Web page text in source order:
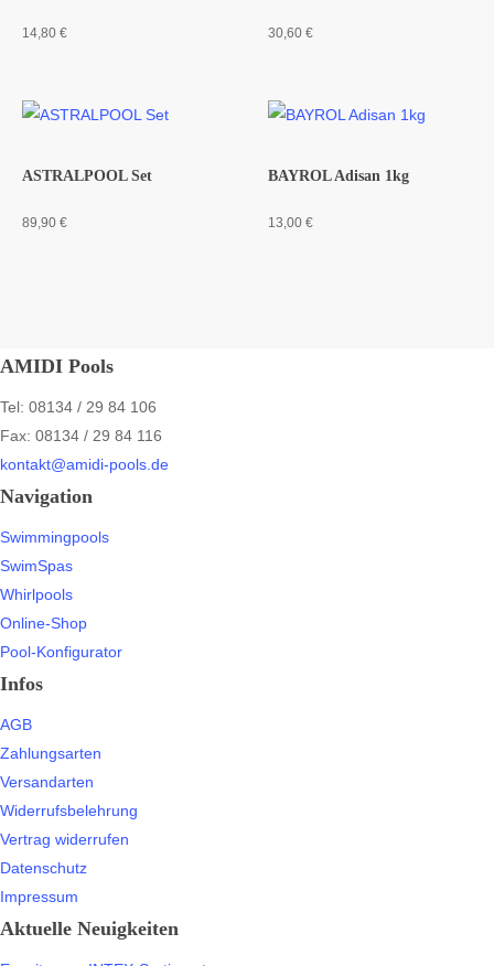
14,80 € 30,60 €
ASTRALPOOL Set
89,90 €
BAYROL Adisan 1kg
13,00 €
AMIDI Pools
Tel: 08134 / 29 84 106
Fax: 08134 / 29 84 116
kontakt@amidi-pools.de
Navigation
Swimmingpools
SwimSpas
Whirlpools
Online-Shop
Pool-Konfigurator
Infos
AGB
Zahlungsarten
Versandarten
Widerrufsbelehrung
Vertrag widerrufen
Datenschutz
Impressum
Aktuelle Neuigkeiten